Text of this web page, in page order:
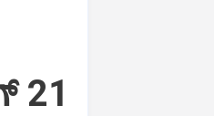
21